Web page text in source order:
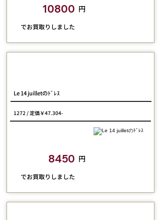
10800 円
​でお買取りしました
Le 14 juilletのﾄﾞﾚｽ
1272 / 定価￥47.304-
8450 円
​でお買取りしました